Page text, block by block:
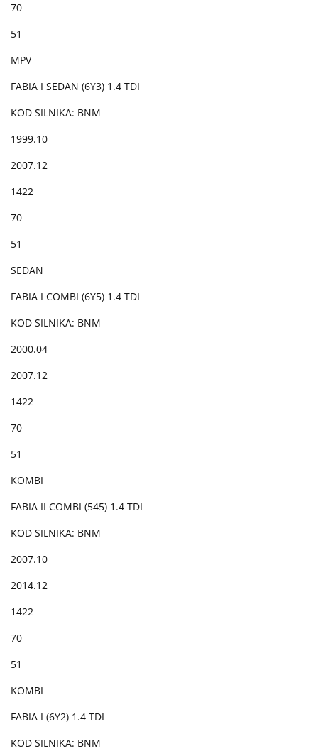
70
51
MPV
FABIA I SEDAN (6Y3) 1.4 TDI
KOD SILNIKA: BNM
1999.10
2007.12
1422
70
51
SEDAN
FABIA I COMBI (6Y5) 1.4 TDI
KOD SILNIKA: BNM
2000.04
2007.12
1422
70
51
KOMBI
FABIA II COMBI (545) 1.4 TDI
KOD SILNIKA: BNM
2007.10
2014.12
1422
70
51
KOMBI
FABIA I (6Y2) 1.4 TDI
KOD SILNIKA: BNM